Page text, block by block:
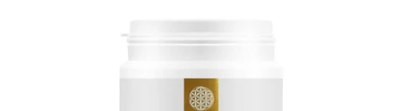
Si somministrano probiotici + succo di cavolo + zeolit.
Si evitano zucchero, glutine, alcol, fumo, caffè in
eccesso, alimenti piccanti/acidi.